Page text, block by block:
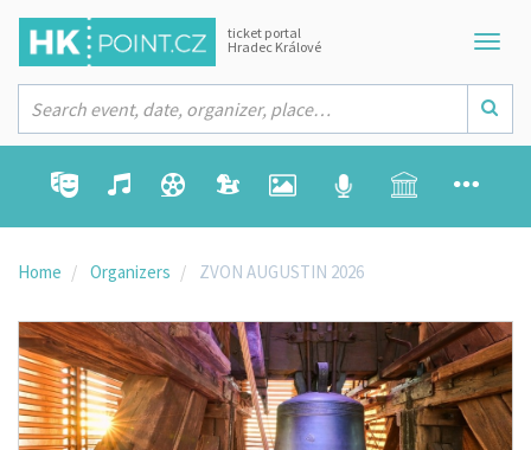
ticket portal
Hradec Králové
Home Organizers ZVON AUGUSTIN 2026